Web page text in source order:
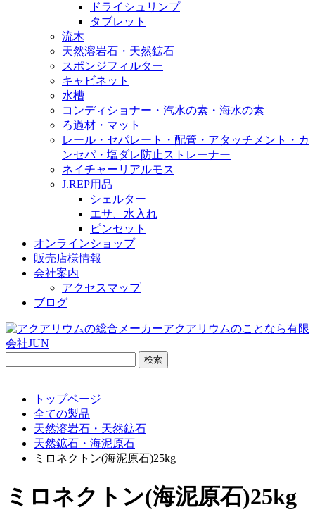
ドライシュリンプ
タブレット
流木
天然溶岩石・天然鉱石
スポンジフィルター
キャビネット
水槽
コンディショナー・汽水の素・海水の素
ろ過材・マット
レール・セパレート・配管・アタッチメント・カ
ンセパ・塩ダレ防止ストレーナー
ネイチャーリアルモス
J.REP用品
シェルター
エサ、水入れ
ピンセット
オンラインショップ
販売店様情報
会社案内
アクセスマップ
ブログ
トップページ
全ての製品
天然溶岩石・天然鉱石
天然鉱石・海泥原石
ミロネクトン(海泥原石)25kg
ミロネクトン(海泥原石)25kg